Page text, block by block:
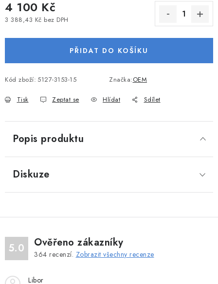
KATAMARÁNY - PONTON BOAT
PŘÍSLUŠENSTVÍ K MOTORŮM
PŘÍVĚSY K LODÍM
ZNAČKY
Doprava a platba
4 100 Kč
3 388,43 Kč bez DPH
PŘIDAT DO KOŠÍKU
Kód zboží: 5127-3153-15 Značka:OEM
Tisk Zeptat se Hlídat Sdílet
Popis produktu
Diskuze
5.0 Ověřeno zákazníky
364 recenzí. Zobrazit všechny recenze
Libor